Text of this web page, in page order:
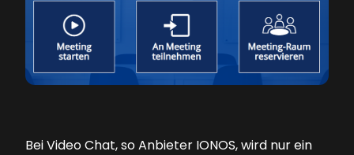
Bei Video Chat, so Anbieter IONOS, wird nur ein